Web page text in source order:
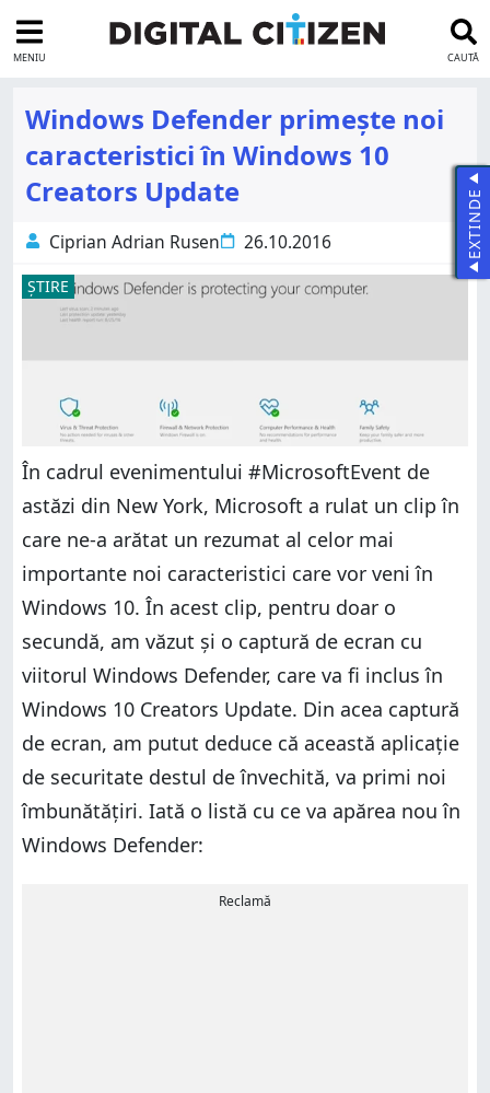
MENIU CAUTĂ
Windows Defender primește noi
caracteristici în Windows 10
Creators Update
Ciprian Adrian Rusen 26.10.2016
ȘTIRE
În cadrul evenimentului #MicrosoftEvent de
astăzi din New York, Microsoft a rulat un clip în
care ne-a arătat un rezumat al celor mai
importante noi caracteristici care vor veni în
Windows 10. În acest clip, pentru doar o
secundă, am văzut și o captură de ecran cu
viitorul Windows Defender, care va fi inclus în
Windows 10 Creators Update. Din acea captură
de ecran, am putut deduce că această aplicație
de securitate destul de învechită, va primi noi
îmbunătățiri. Iată o listă cu ce va apărea nou în
Windows Defender:
Reclamă
EXTINDE